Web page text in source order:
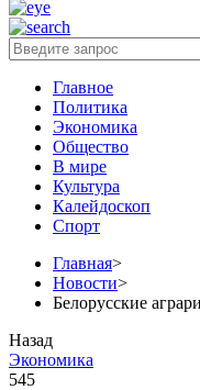
Главное
Политика
Экономика
Общество
В мире
Культура
Калейдоскоп
Спорт
Главная>
Новости>
Белорусские
Назад
Экономика
545